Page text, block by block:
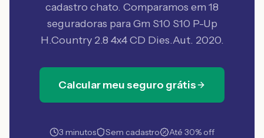
cadastro chato. Comparamos em 18
seguradoras para Gm S10 S10 P-Up
H.Country 2.8 4x4 CD Dies.Aut. 2020.
Calcular meu seguro grátis
3 minutos Sem cadastro Até 30% off